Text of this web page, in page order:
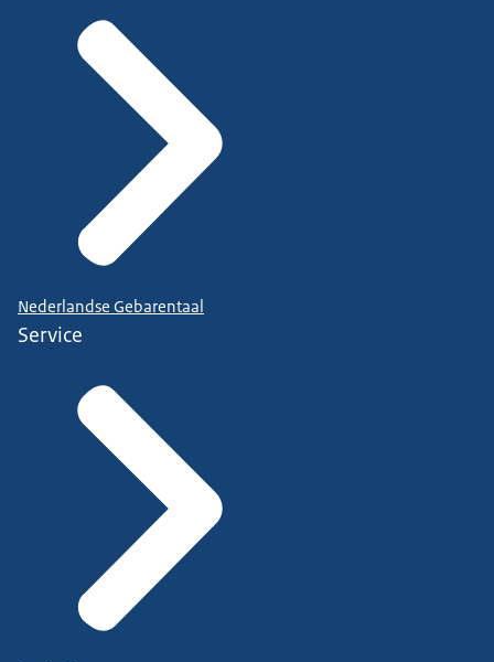
Nederlandse Gebarentaal
Service